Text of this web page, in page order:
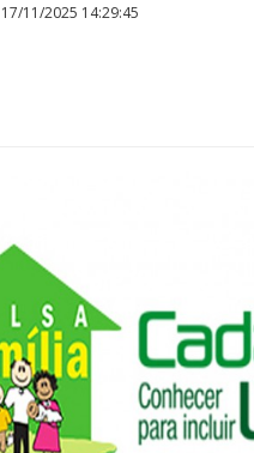
11/2025 14:29:45